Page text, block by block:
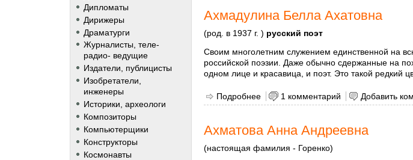
Дипломаты
Дирижеры
Драматурги
Журналисты, теле-
радио- ведущие
Издатели, публицисты
Изобретатели,
инженеры
Историки, археологи
Композиторы
Компьютерщики
Конструкторы
Космонавты
Ахмадулина Белла Ахатовна
(род. в 1937 г. ) русский поэт
Своим многолетним служением единственной на
российской поэзии. Даже обычно сдержанные на
одном лице и красавица, и поэт. Это такой редкий
Подробнее о Ахмадулина Белла Ахатовна
1 комментарий Добавить
Ахматова Анна Андреевна
(настоящая фамилия - Горенко)